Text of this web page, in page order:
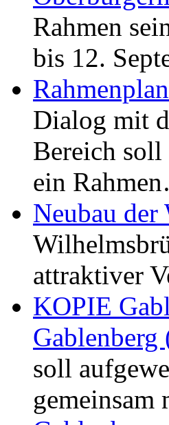
Rahmen
bis 12.
Dialog mit
Bereich soll
ein
Neubau
attraktiver
KOPIE
soll